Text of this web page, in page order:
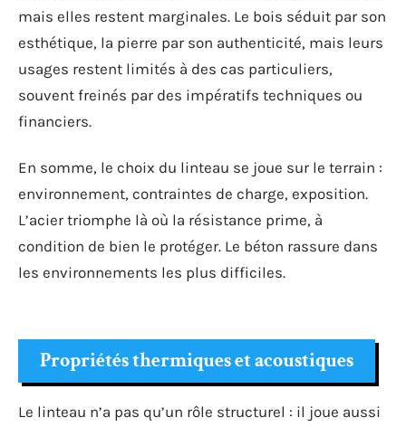
mais elles restent marginales. Le bois séduit par son
esthétique, la pierre par son authenticité, mais leurs
usages restent limités à des cas particuliers,
souvent freinés par des impératifs techniques ou
financiers.
En somme, le choix du linteau se joue sur le terrain :
environnement, contraintes de charge, exposition.
L’acier triomphe là où la résistance prime, à
condition de bien le protéger. Le béton rassure dans
les environnements les plus difficiles.
Propriétés thermiques et acoustiques
Le linteau n’a pas qu’un rôle structurel : il joue aussi